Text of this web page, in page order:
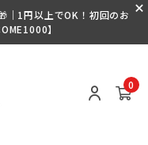
｜1円以上でOK！初回のお
】
0